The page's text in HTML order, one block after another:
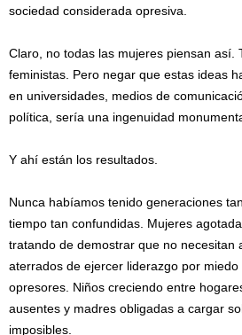
sociedad considerada opresiva.
Claro, no todas las mujeres piensan así.
feministas. Pero negar que estas ideas
en universidades, medios de
política, sería una ingenuidad
Y ahí están los resultados.
Nunca habíamos tenido generaciones
tiempo tan confundidas. Mujeres
tratando de demostrar que no necesitan
aterrados de ejercer liderazgo por
opresores. Niños creciendo entre
ausentes y madres obligadas a cargar
imposibles.